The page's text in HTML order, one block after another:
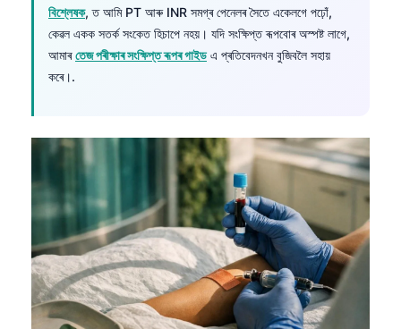
বিশ্লেষক, ত আমি PT আৰু INR সমগ্ৰ পেনেলৰ সৈতে একেলগে পঢ়োঁ,
কেৱল একক সতৰ্ক সংকেত হিচাপে নহয়। যদি সংক্ষিপ্ত ৰূপবোৰ অস্পষ্ট লাগে,
আমাৰতেজ পৰীক্ষাৰ সংক্ষিপ্ত ৰূপৰ গাইডএ প্ৰতিবেদনখন বুজিবলৈ সহায়
কৰে।.